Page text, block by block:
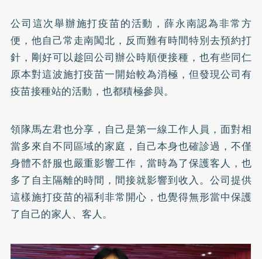
公司這次舉辦施打疫苗的活動，薛永南認為非常方
便，他自己常走南闖北，反而難有時間特別去預約打
針，剛好可以趁回公司辦公時順便接種，也有些同仁
原本對這波施打疫苗一開始較為消極，但發現公司有
疫苗接種站的活動，也都積極參與。
領隊馬左君也分享，自己是第一線工作人員，面對相
當多來自不同區域的家庭，自己本身也確診過，不僅
身體不舒服也嚴重影響工作，當時為了保護客人，也
多了自主隔離的時間，間接就影響到收入。公司提供
這樣施打疫苗的福利非常開心，也覺得無形當中保護
了自己的家人、客人。